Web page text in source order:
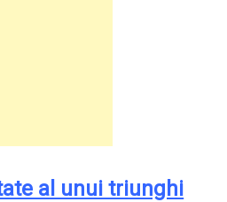
al unui triunghi